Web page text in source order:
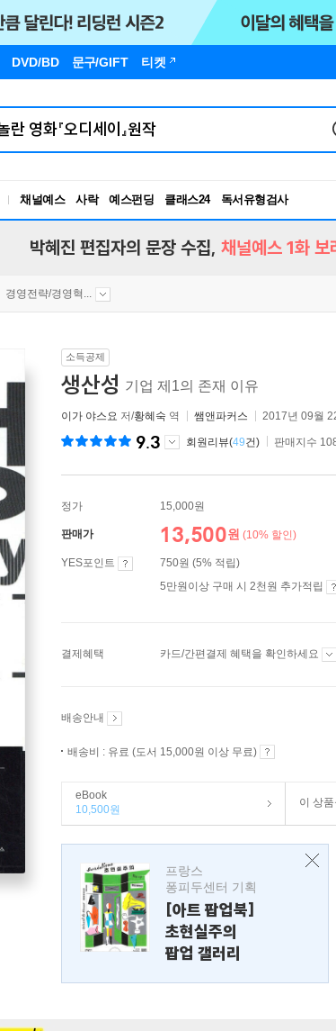
DVD/BD 문구/GIFT 티켓
채널예스 사락 예스펀딩 클래스24
독서유형검사
RBTI Lab
박혜진 편집자의 문장 수집, 채널예스 1화 보
경영전략/경영혁...
소득공제
생산성 기업 제1의 존재 이유
이가 야스요 저/황혜숙 역 쌤앤파커스 2017년 09월
9.3 회원리뷰(49건) 판매지수
정가 15,000원
판매가 13,500원 (10% 할인)
YES포인트
750원 (5% 적립)
5만원이상 구매 시 2천원 추가적립
결제혜택 카드/간편결제 혜택을 확인하세요
배송안내
배송비 : 유료 (도서 15,000원 이상 무료)
eBook
10,500원
이 상품
프랑스
퐁피두센터 기획
[아트 팝업북]
초현실주의
팝업 갤러리